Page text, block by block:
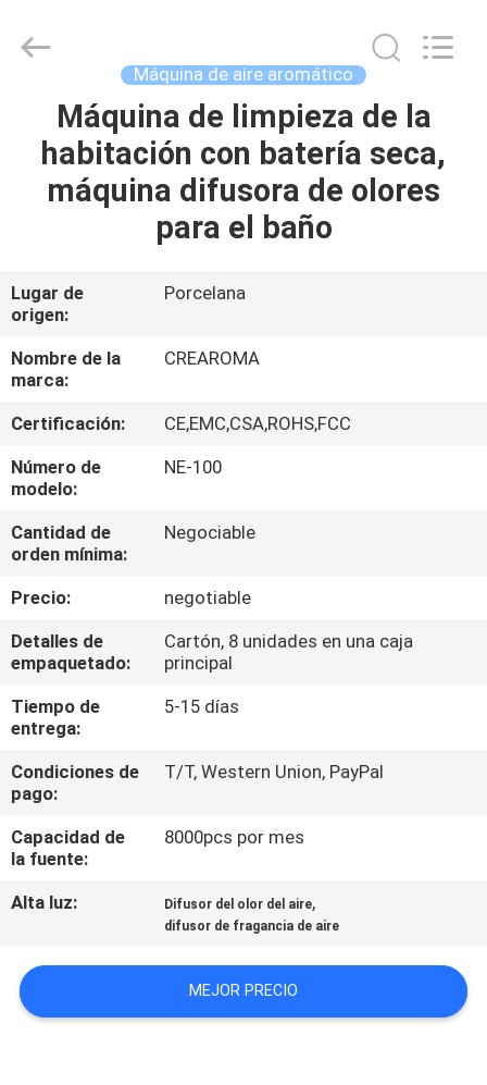
HOGAR
PRODUCTOS
VR
SHOW
SOBRE
NOSOTROS
VIAJE
LA
FÁBRICA
CONTROL
CALIDAD
ÉNTRENOS
EN
CON
Online
Market.
Máquina de aire aromático
Máquina de limpieza de la
habitación con batería seca,
máquina difusora de olores
para el baño
Lugar de
origen:
Porcelana
Nombre de la
marca:
CREAROMA
Certificación:
CE,EMC,CSA,ROHS,FCC
Número de
modelo:
NE-100
Cantidad de
orden mínima:
Negociable
Precio:
negotiable
Detalles de
empaquetado:
Cartón, 8 unidades en una caja
principal
Tiempo de
entrega:
5-15 días
Condiciones de
pago:
T/T, Western Union, PayPal
Capacidad de
la fuente:
8000pcs por mes
Alta luz: Difusor del olor del aire,
difusor de fragancia de aire
MEJOR PRECIO